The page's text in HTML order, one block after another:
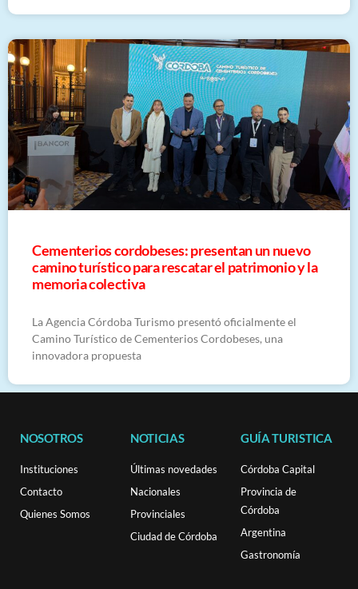
Cementerios cordobeses: presentan un nuevo
camino turístico para rescatar el patrimonio y la
memoria colectiva
La Agencia Córdoba Turismo presentó oficialmente el
Camino Turístico de Cementerios Cordobeses, una
innovadora propuesta
NOSOTROS
Instituciones
Contacto
Quienes Somos
NOTICIAS
Últimas novedades
Nacionales
Provinciales
Ciudad de Córdoba
GUÍA TURISTICA
Córdoba Capital
Provincia de
Córdoba
Argentina
Gastronomía